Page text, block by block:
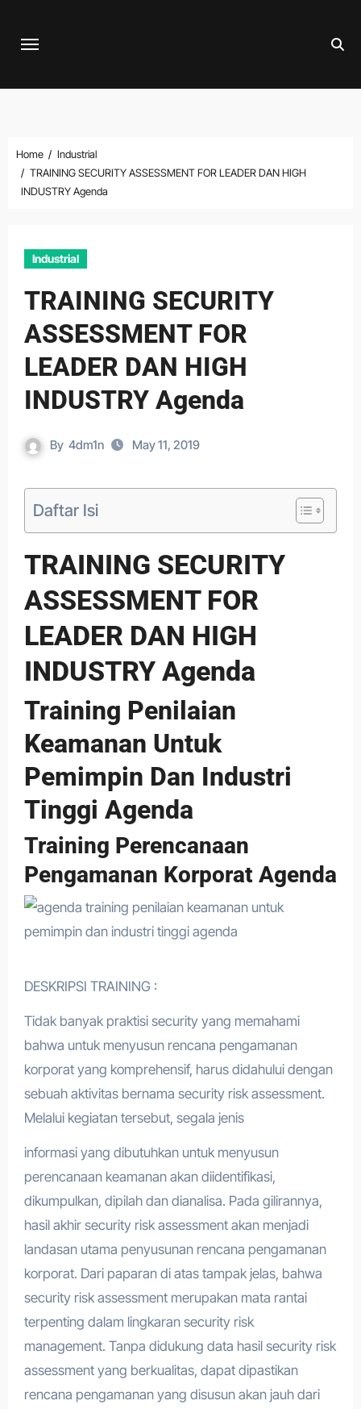
Home
Industrial
TRAINING SECURITY ASSESSMENT FOR LEADER DAN HIGH
INDUSTRY Agenda
Industrial
TRAINING SECURITY
ASSESSMENT FOR
LEADER DAN HIGH
INDUSTRY Agenda
By 4dm1n May 11, 2019
Daftar Isi
TRAINING SECURITY
ASSESSMENT FOR
LEADER DAN HIGH
INDUSTRY Agenda
Training Penilaian
Keamanan Untuk
Pemimpin Dan Industri
Tinggi Agenda
Training Perencanaan
Pengamanan Korporat Agenda
DESKRIPSI TRAINING :
Tidak banyak praktisi security yang memahami
bahwa untuk menyusun rencana pengamanan
korporat yang komprehensif, harus didahului dengan
sebuah aktivitas bernama security risk assessment.
Melalui kegiatan tersebut, segala jenis
informasi yang dibutuhkan untuk menyusun
perencanaan keamanan akan diidentifikasi,
dikumpulkan, dipilah dan dianalisa. Pada gilirannya,
hasil akhir security risk assessment akan menjadi
landasan utama penyusunan rencana pengamanan
korporat. Dari paparan di atas tampak jelas, bahwa
security risk assessment merupakan mata rantai
terpenting dalam lingkaran security risk
management. Tanpa didukung data hasil security risk
assessment yang berkualitas, dapat dipastikan
rencana pengamanan yang disusun akan jauh dari